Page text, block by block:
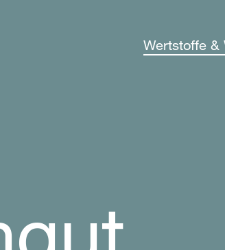
Wertstoffe &